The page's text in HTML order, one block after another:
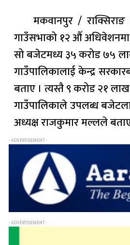
मकवानपुर /
गाउँसभाको १२ औँ
सो बजेटमध्य ३५ करोड ७५
गाउँपालिकालाई केन्द्र
बताए । त्यस्तै ९ करोड २१
गाउँपालिकाले उपलब्ध बजेटलाई
अध्यक्ष राजकुमार मल्लले
- ADVERTISEMENT -
- ADVERTISEMENT -